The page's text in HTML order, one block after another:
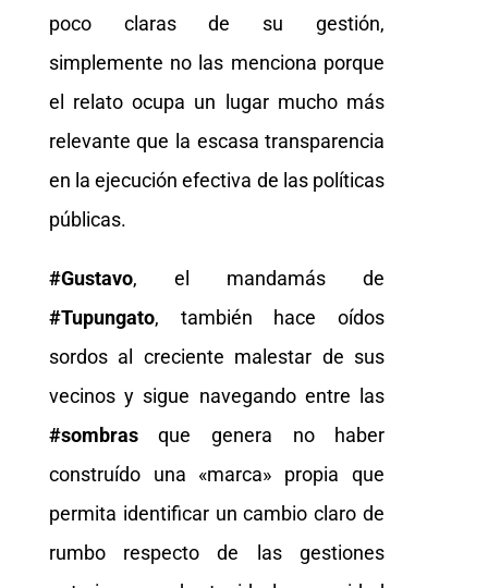
poco claras de su gestión,
simplemente no las menciona porque
el relato ocupa un lugar mucho más
relevante que la escasa transparencia
en la ejecución efectiva de las políticas
públicas.
#Gustavo, el mandamás de
#Tupungato, también hace oídos
sordos al creciente malestar de sus
vecinos y sigue navegando entre las
#sombrasque genera no haber
construído una «marca» propia que
permita identificar un cambio claro de
rumbo respecto de las gestiones